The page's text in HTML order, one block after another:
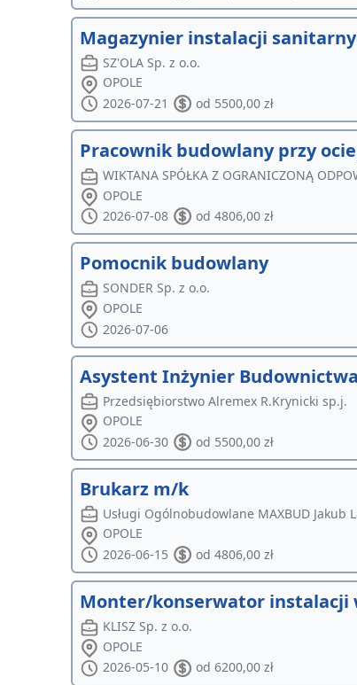
Magazynier instalacji
SZ'OLA Sp. z o.o.
OPOLE
2026-07-21
od 5500,00 zł
Pracownik budowlany przy
WIKTANA SPÓŁKA Z OGRANICZONĄ
OPOLE
2026-07-08
od 4806,00 zł
Pomocnik budowlany
SONDER Sp. z o.o.
OPOLE
2026-07-06
Asystent Inżynier
Przedsiębiorstwo Alremex R.Krynicki sp.j.
OPOLE
2026-06-30
od 5500,00 zł
Brukarz m/k
Usługi Ogólnobudowlane MAXBUD Jakub
OPOLE
2026-06-15
od 4806,00 zł
Monter/konserwator instalacji
KLISZ Sp. z o.o.
OPOLE
2026-05-10
od 6200,00 zł